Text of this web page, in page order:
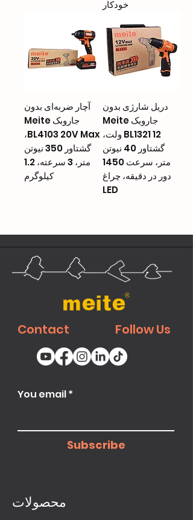
خودکار
دریل شارژی بدون
جاروبک Meite
BL1321 12 ولت،
گشتاور 40 نیوتن
متر، سرعت 1450
دور در دقیقه، چراغ
LED
آچار ضربه‌ای بدون
جاروبک Meite
BL4103 20V Max،
گشتاور 350 نیوتن
متر، 3 سرعته، 1.2
کیلوگرم
Contact Follow Us
You email
Subscribe
محصولات